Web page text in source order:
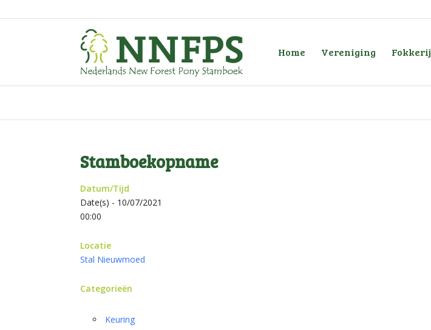
Home Vereniging Fokkerij
Stamboekopname
Datum/Tijd
Date(s) - 10/07/2021
00:00
Locatie
Stal Nieuwmoed
Categorieën
Keuring